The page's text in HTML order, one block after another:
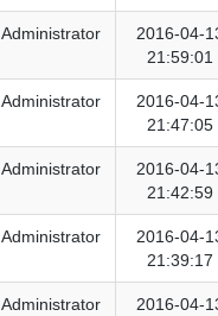
Administrator
2016-04-
21:59:01
Administrator
2016-04-
21:47:05
Administrator
2016-04-
21:42:59
Administrator
2016-04-
21:39:17
Administrator
2016-04-